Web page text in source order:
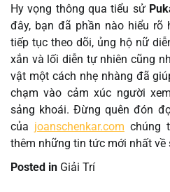
Hy vọng thông qua tiểu sử
đây, bạn đã phần nào hiểu rõ
tiếp tục theo dõi, ủng hộ nữ
xắn và lối diễn tự nhiên cũng
vật một cách nhẹ nhàng đã
chạm vào cảm xúc người
sảng khoái. Đừng quên đón
của joanschenkar.com chúng
thêm những tin tức mới nhất về
Posted in Giải Trí